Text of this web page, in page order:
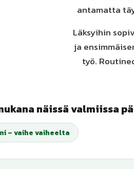
antamatta
Läksyihin
ja
työ.
näissä valmiissa
– vaihe vaiheelta